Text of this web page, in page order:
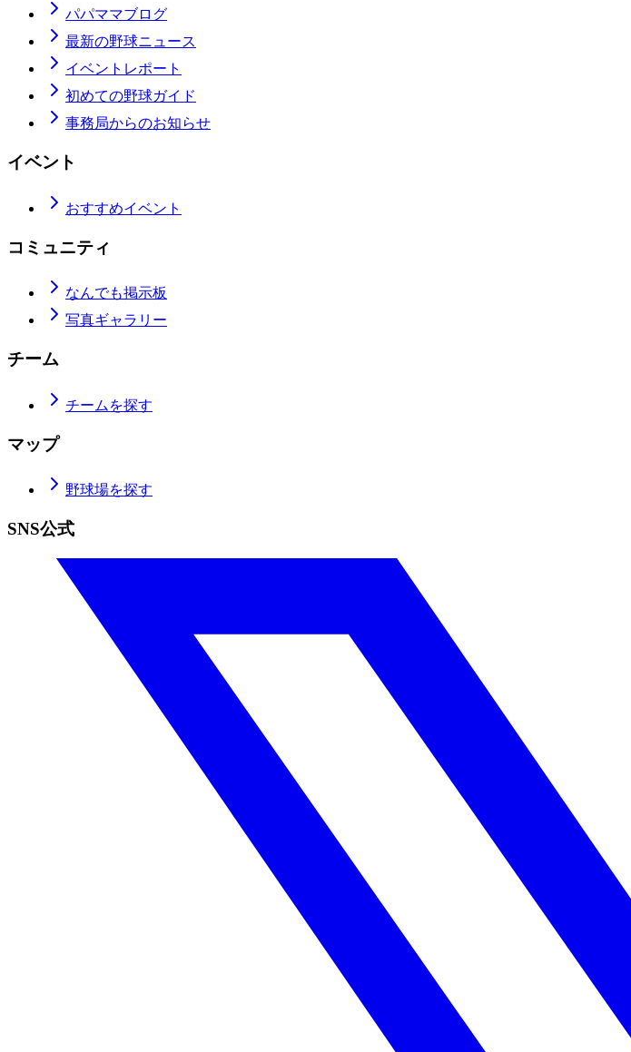
パパママブログ
最新の野球ニュース
イベントレポート
初めての野球ガイド
事務局からのお知らせ
イベント
おすすめイベント
コミュニティ
なんでも掲示板
写真ギャラリー
チーム
チームを探す
マップ
野球場を探す
SNS公式